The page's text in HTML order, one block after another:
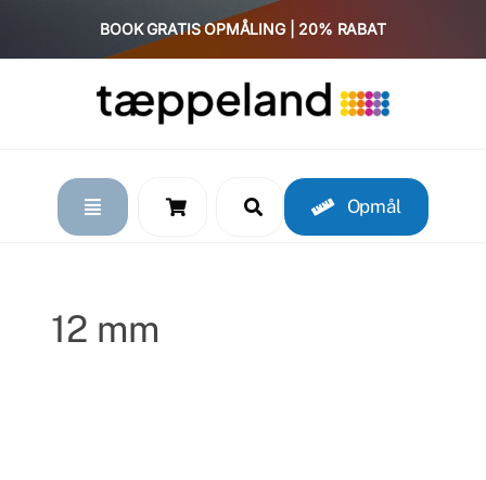
content
BOOK GRATIS OPMÅLING | 20% RABAT
Opmål
12 mm